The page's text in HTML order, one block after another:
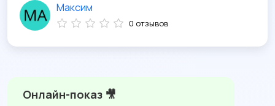
Онлайн-показ 🎥
Максим
0 отзывов